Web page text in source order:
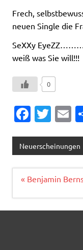
Frech,
neuen Single die
SeXXy
weiß was Sie will!!!
0
Fa
e
b
o
o
k
T
it
te
r
E
ai
l
Neuerscheinungen
« Benjamin